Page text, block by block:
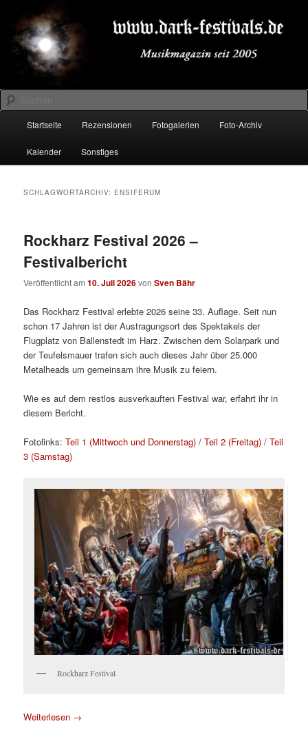
primären
Inhalt
springen
sekundären
Inhalt
springenDARK-FESTIVALS.DE
Suchen
Startseite Rezensionen Fotogalerien Foto-Archiv
Kalender Sonstiges
SCHLAGWORTARCHIV: ENSIFERUM
Rockharz Festival 2026 –
Festivalbericht
Veröffentlicht am10. Juli 2026vonSven Bähr
Das Rockharz Festival erlebte 2026 seine 33. Auflage. Seit nun
schon 17 Jahren ist der Austragungsort des Spektakels der
Flugplatz von Ballenstedt im Harz. Zwischen dem Solarpark und
der Teufelsmauer trafen sich auch dieses Jahr über 25.000
Metalheads um gemeinsam ihre Musik zu feiern.
Wie es auf dem restlos ausverkauften Festival war, erfahrt ihr in
diesem Bericht.
Fotolinks:Teil 1 (Mittwoch und Donnerstag) /Teil 2 (Freitag) /Teil
3 (Samstag)
Rockharz Festival
Weiterlesen →